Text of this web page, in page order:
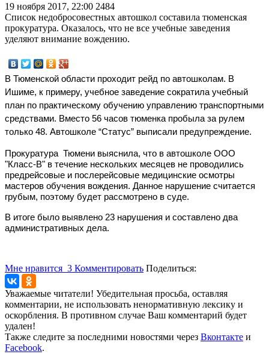
19 ноября 2017, 22:00 2484
Список недобросовестных автошкол составила тюменская
прокуратура. Оказалось, что не все учебные заведения
уделяют внимание вождению.
В Тюменской области проходит рейд по автошколам. В
Ишиме, к примеру, учебное заведение сократила учебный
план по практическому обучению управлению транспортными
средствами. Вместо 56 часов тюменка пробыла за рулем
только 48. Автошколе “Статус” выписали предупреждение.
Прокуратура  Тюмени выяснила, что в автошколе ООО
"Класс-В" в течение нескольких месяцев не проводились
предрейсовые и послерейсовые медицинские осмотры
мастеров обучения вождения. Данное нарушение считается
грубым, поэтому будет рассмотрено в суде.
В итоге было выявлено 23 нарушения и составлено два
административных дела.
Мне нравится 3 Комментировать Поделиться:
Уважаемые читатели! Убедительная просьба, оставляя
комментарии, не использовать ненормативную лексику и
оскорбления. В противном случае Ваш комментарий будет
удален!
Также следите за последними новостями через Вконтакте и
Facebook.